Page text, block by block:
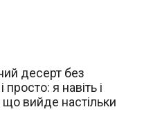
десерт без
я навіть і
вийде настільки